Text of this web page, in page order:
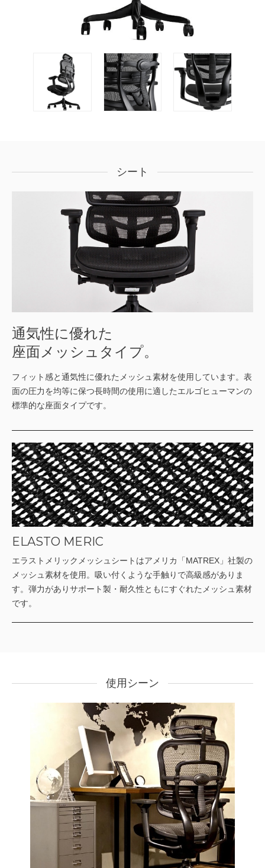
シート
通気性に優れた
座面メッシュタイプ。
フィット感と通気性に優れたメッシュ素材を使用しています。表
面の圧力を均等に保つ長時間の使用に適したエルゴヒューマンの
標準的な座面タイプです。
ELASTO MERIC
エラストメリックメッシュシートはアメリカ「MATREX」社製の
メッシュ素材を使用。吸い付くような手触りで高級感がありま
す。弾力がありサポート製・耐久性ともにすぐれたメッシュ素材
です。
使用シーン